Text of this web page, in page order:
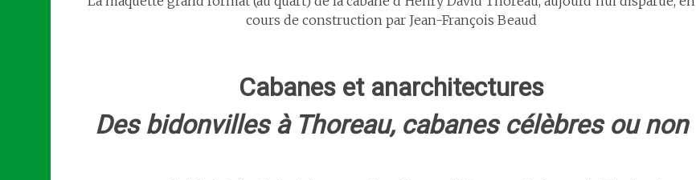
cours de construction par Jean-François Beaud
Cabanes et anarchitectures
Des bidonvilles à Thoreau, cabanes célèbres ou non